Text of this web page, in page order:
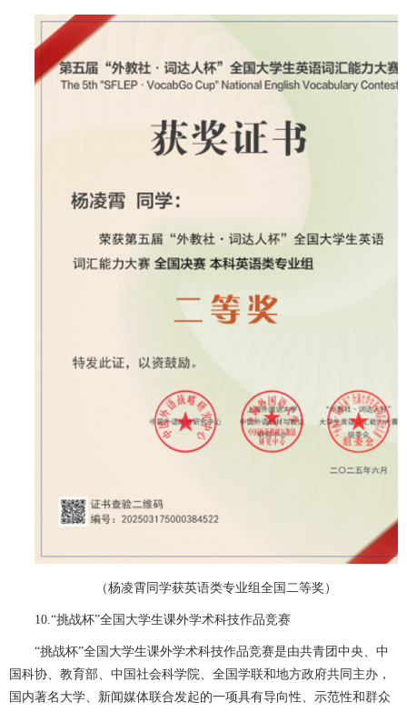
（杨凌霄同学获英语类专业组全国二等奖）
10.“挑战杯”全国大学生课外学术科技作品竞赛
“挑战杯”全国大学生课外学术科技作品竞赛是由共青团中央、中
国科协、教育部、中国社会科学院、全国学联和地方政府共同主办，
国内著名大学、新闻媒体联合发起的一项具有导向性、示范性和群众